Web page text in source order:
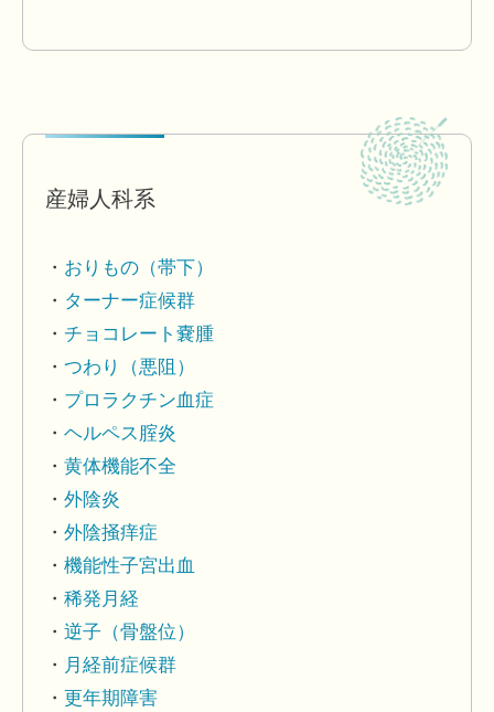
産婦人科系
おりもの（帯下）
ターナー症候群
チョコレート嚢腫
つわり（悪阻）
プロラクチン血症
ヘルペス腟炎
黄体機能不全
外陰炎
外陰掻痒症
機能性子宮出血
稀発月経
逆子（骨盤位）
月経前症候群
更年期障害